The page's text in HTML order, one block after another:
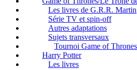
Les livres de G.R.R. Martin
Série TV et spin-off
Autres adaptations
Sujets transversaux
Tournoi Game of Thrones
Harry Potter
Les livres